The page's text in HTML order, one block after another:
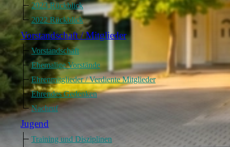
2023 Rückblick
2022 Rückblick
Vorstandschaft / Mitglieder
Vorstandschaft
Ehemalige Vorstände
Ehrenmitglieder / Verdiente Mitglieder
Ehrendes Gedenken
Nachruf
Jugend
Training und Disziplinen